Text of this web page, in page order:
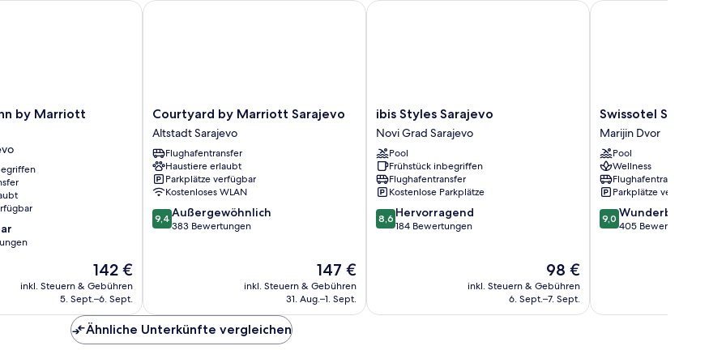
by Marriott
Der
Preis
beträgt
142 €
inkl. Steuern & Gebühren
5. Sept.–6. Sept.
Marriott Sarajevo
Courtyard
by
Marriott
Sarajevo
Altstadt
Sarajevo
Courtyard by Marriott Sarajevo
Altstadt Sarajevo
Flughafentransfer
Haustiere erlaubt
Parkplätze verfügbar
Kostenloses WLAN
9.4
von
9,4 Außergewöhnlich
383 Bewertungen
Der
Preis
beträgt
147 €
inkl. Steuern & Gebühren
31. Aug.–1. Sept.
Courtyard by Marriott Sarajevo
ibis
Styles
Sarajevo
Novi
Grad
Sarajevo
ibis Styles Sarajevo
Novi Grad Sarajevo
Pool
Frühstück inbegriffen
Flughafentransfer
Kostenlose Parkplätze
8.6
von
8,6 Hervorragend
184 Bewertungen
Der
Preis
beträgt
98 €
inkl. Steuern & Gebühren
6. Sept.–7. Sept.
ibis Styles Sarajevo
Swissotel
Sarajevo
Marijin
Dvor
Swissotel Sarajevo
Marijin Dvor
Pool
Wellness
Flughafentransfer
Parkplätze verfügbar
9.0
von
9,0 Wunderbar
405 Bewertungen
Swissotel Sarajevo
Ähnliche Unterkünfte vergleichen